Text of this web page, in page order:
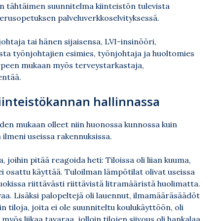
tähtäimen suunnitelma kiinteistön tulevista
palveluverkkoselvityksessä.
tai hänen sijaisensa, LVI-insinööri,
työnjohtajien esimies, työnjohtaja ja huoltomies
mukaan myös terveystarkastaja,
hallinnassa
mukaan olleet niin huonossa kunnossa kuin
useissa rakennuksissa.
joihin pitää reagoida heti: Tiloissa oli liian kuuma,
käyttää. Tuloilman lämpötilat olivat useissa
riittävästi riittävistä litramääristä huolimatta.
Lisäksi palopeltejä oli lauennut, ilmamääräsäädöt
tiloja, joita ei ole suunniteltu koulukäyttöön, oli
liikaa tavaraa, jolloin tilojen siivous oli hankalaa,